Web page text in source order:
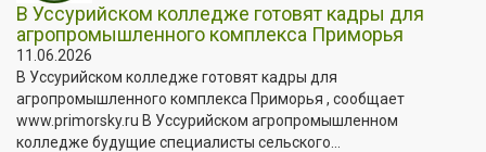
В Уссурийском колледже готовят кадры для
агропромышленного комплекса Приморья
11.06.2026
В Уссурийском колледже готовят кадры для
агропромышленного комплекса Приморья , сообщает
www.primorsky.ru В Уссурийском агропромышленном
колледже будущие специалисты сельского...